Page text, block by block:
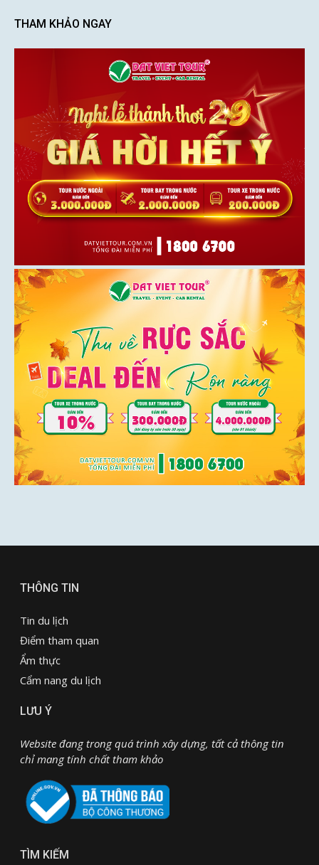
THAM KHẢO NGAY
THÔNG TIN
Tin du lịch
Điểm tham quan
Ẩm thực
Cẩm nang du lịch
LƯU Ý
Website đang trong quá trình xây dựng, tất cả thông tin
chỉ mang tính chất tham khảo
TÌM KIẾM